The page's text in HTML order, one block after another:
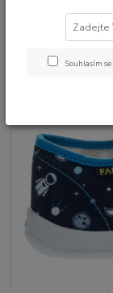
Domácí obuv 4115433
FARESouhlasím se